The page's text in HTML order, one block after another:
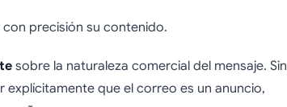
precisión su contenido.
sobre la naturaleza comercial del mensaje. Sin
que el correo es un anuncio,